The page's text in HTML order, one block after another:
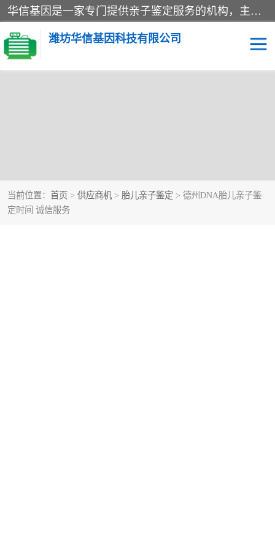
华信基因是一家专门提供亲子鉴定服务的机构，主要业务：济南亲子鉴定、临沂亲子鉴定、菏泽亲子鉴定、淄博亲子鉴定、青岛亲子鉴定、日照亲子鉴定、临朐亲子鉴定、寿光亲子鉴定等，联合广州、上海、北京、深圳、杭州、武汉、成都、合肥、贵阳、沈阳等地区有法医物证鉴定机构及基因检测公司，为国内外客户提供便捷的DNA鉴定服务。
潍坊华信基因科技有限公司
当前位置： 首页 > 供应商机 > 胎儿亲子鉴定 > 德州DNA胎儿亲子鉴
定时间 诚信服务